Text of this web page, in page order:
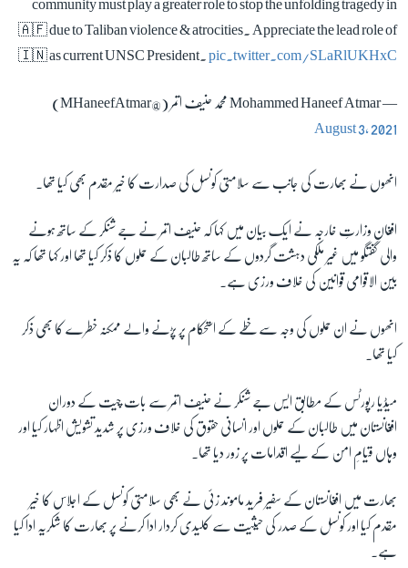
community must play a greater role to stop the unfolding tragedy in
🇦🇫 due to Taliban violence & atrocities. Appreciate the lead role of
🇮🇳 as current UNSC President. pic.twitter.com/SLaRlUKHxC
— Mohammed Haneef Atmar محمد حنیف اتمر (@MHaneefAtmar)
August 3, 2021
انھوں نے بھارت کی جانب سے سلامتی کونسل کی صدارت کا خیر مقدم بھی کیا تھا۔
افغان وزارتِ خارجہ نے ایک بیان میں کہا کہ حنیف اتمر نے جے شنکر کے ساتھ ہونے
والی گفتگو میں غیر ملکی دہشت گردوں کے ساتھ طالبان کے حملوں کا ذکر کیا تھا اور کہا تھا کہ یہ
بین الاقوامی قوانین کی خلاف ورزی ہے۔
انھوں نے ان حملوں کی وجہ سے خطے کے استحکام پر پڑنے والے ممکنہ خطرے کا بھی ذکر
کیا تھا۔
میڈیا رپورٹس کے مطابق ایس جے شنکر نے حنیف اتمر سے بات چیت کے دوران
افغانستان میں طالبان کے حملوں اور انسانی حقوق کی خلاف ورزی پر شدید تشویش اظہار کیا اور
وہاں قیامِ امن کے لیے اقدامات پر زور دیا تھا۔
بھارت میں افغانستان کے سفیر فرید ماموند زئی نے بھی سلامتی کونسل کے اجلاس کا خیر
مقدم کیا اور کونسل کے صدر کی حیثیت سے کلیدی کردار ادا کرنے پر بھارت کا شکریہ ادا کیا
ہے۔